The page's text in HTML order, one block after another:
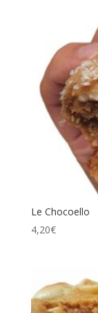
Le Chocoello
4,20€